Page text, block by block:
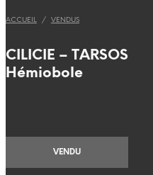
ACCUEIL / VENDUS
CILICIE – TARSOS
Hémiobole
VENDU